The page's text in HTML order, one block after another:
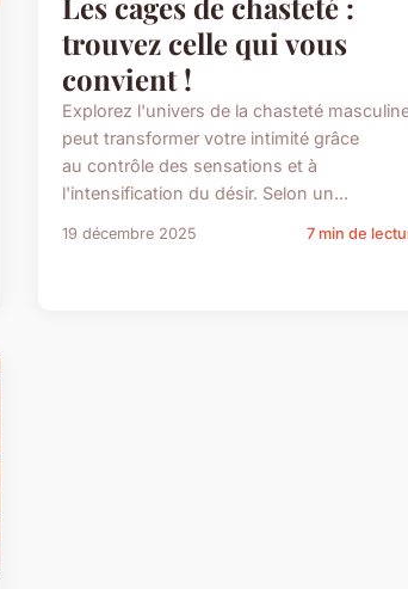
trouvez celle qui vous
convient !
Explorez l'univers de la chasteté
peut transformer votre intimité grâce
au contrôle des sensations et à
l'intensification du désir. Selon un...
19 décembre 2025 7 min de